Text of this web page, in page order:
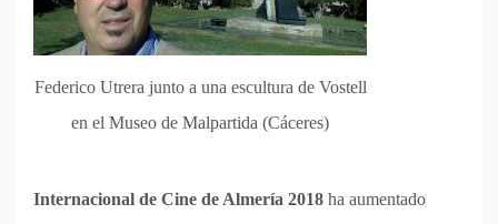
Federico Utrera junto a una escultura de Vostell
en el Museo de Malpartida (Cáceres)
Internacional de Cine de Almería 2018 ha aumentado